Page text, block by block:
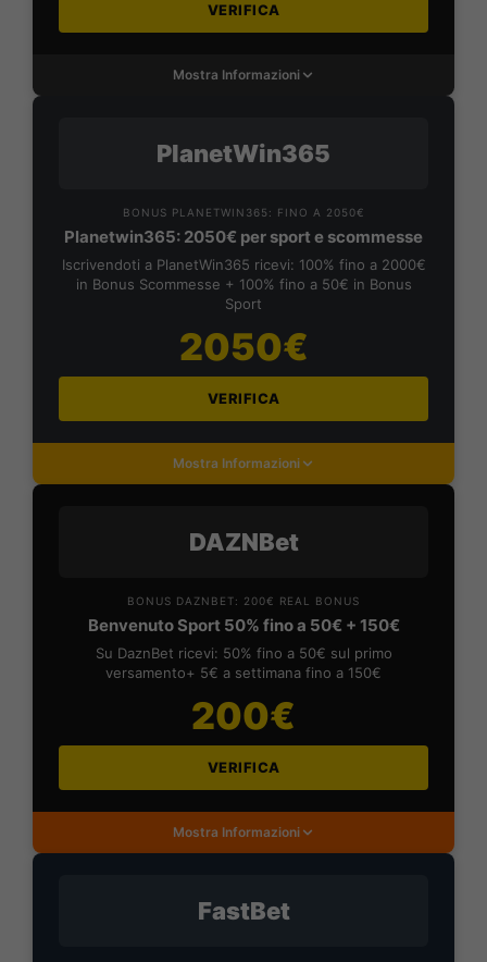
VERIFICA
Mostra Informazioni
PlanetWin365
BONUS PLANETWIN365: FINO A 2050€
Planetwin365: 2050€ per sport e scommesse
Iscrivendoti a PlanetWin365 ricevi: 100% fino a 2000€
in Bonus Scommesse + 100% fino a 50€ in Bonus
Sport
2050€
VERIFICA
Mostra Informazioni
DAZNBet
BONUS DAZNBET: 200€ REAL BONUS
Benvenuto Sport 50% fino a 50€ + 150€
Su DaznBet ricevi: 50% fino a 50€ sul primo
versamento+ 5€ a settimana fino a 150€
200€
VERIFICA
Mostra Informazioni
FastBet